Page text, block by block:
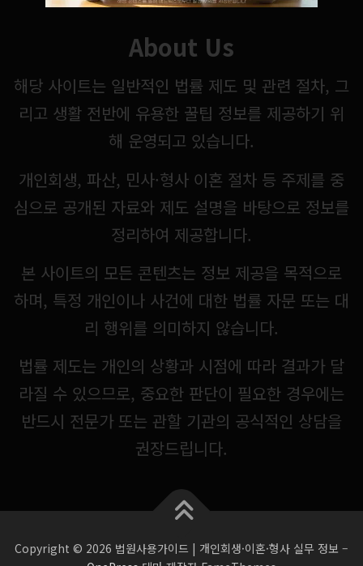
About Us
해당 사이트는 일반적인 법률 제도 및 관련 절차, 그
리고 생활 전반에 유용한 꿀팁 정보를 제공하기 위
해 운영되고 있습니다.
개인회생, 파산, 민사·형사 이혼 절차 등 주제를 중
심으로 공개된 자료와 제도 설명을 바탕으로 정보를
정리하여 제공합니다.
본 사이트의 모든 콘텐츠는 정보 제공을 목적으로
하며, 특정 개인이나 사건에 대한 법률 자문 또는 대
리 행위를 의미하지 않습니다.
법률 제도는 개인의 상황과 시점에 따라 결과가 달
라질 수 있으므로, 중요한 판단이 필요한 경우에는
반드시 전문가 또는 관할 기관의 공식적인 상담을
권장드립니다.
Copyright © 2026 법원사용가이드 | 개인회생·이혼·형사 실무 정보 –